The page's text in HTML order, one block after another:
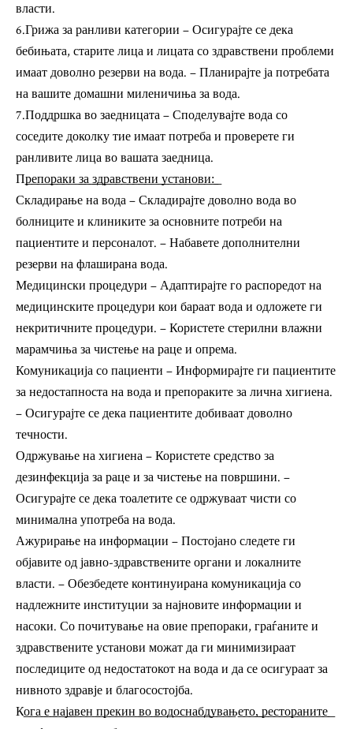
власти.
6.Грижа за ранливи категории – Осигурајте се дека
бебињата, старите лица и лицата со здравствени проблеми
имаат доволно резерви на вода. – Планирајте ја потребата
на вашите домашни миленичиња за вода.
7.Поддршка во заедницата – Споделувајте вода со
соседите доколку тие имаат потреба и проверете ги
ранливите лица во вашата заедница.
П͟р͟е͟п͟о͟р͟а͟к͟и͟ ͟з͟а͟ ͟з͟д͟р͟а͟в͟с͟т͟в͟е͟н͟и͟ ͟у͟с͟т͟а͟н͟о͟в͟и͟:͟
Складирање на вода – Складирајте доволно вода во
болниците и клиниките за основните потреби на
пациентите и персоналот. – Набавете дополнителни
резерви на флаширана вода.
Медицински процедури – Адаптирајте го распоредот на
медицинските процедури кои бараат вода и одложете ги
некритичните процедури. – Користете стерилни влажни
марамчиња за чистење на раце и опрема.
Комуникација со пациенти – Информирајте ги пациентите
за недостапноста на вода и препораките за лична хигиена.
– Осигурајте се дека пациентите добиваат доволно
течности.
Одржување на хигиена – Користете средство за
дезинфекција за раце и за чистење на површини. –
Осигурајте се дека тоалетите се одржуваат чисти со
минимална употреба на вода.
Ажурирање на информации – Постојано следете ги
објавите од јавно-здравствените органи и локалните
власти. – Обезбедете континуирана комуникација со
надлежните институции за најновите информации и
насоки. Со почитување на овие препораки, граѓаните и
здравствените установи можат да ги минимизираат
последиците од недостатокот на вода и да се осигураат за
нивното здравје и благосостојба.
К͟о͟г͟а͟ ͟е͟ ͟н͟а͟ј͟а͟в͟е͟н͟ ͟п͟р͟е͟к͟и͟н͟ ͟в͟о͟ ͟в͟о͟д͟о͟с͟н͟а͟б͟д͟у͟в͟а͟њ͟е͟т͟о͟,͟ ͟р͟е͟с͟т͟о͟р͟а͟н͟и͟т͟е͟